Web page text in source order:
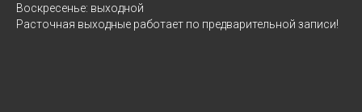
Воскресенье: выходной
Расточная выходные работает по предварительной записи!